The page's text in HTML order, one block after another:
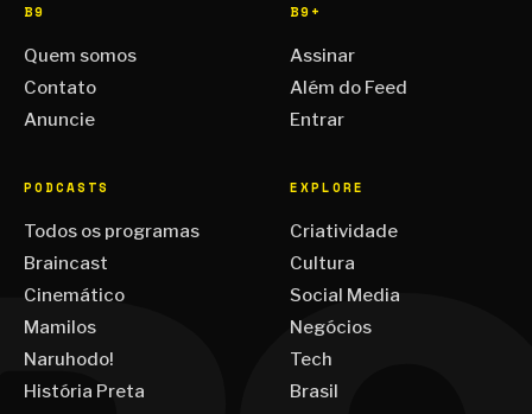
B9
Quem somos
Contato
Anuncie
B9+
Assinar
Além do Feed
Entrar
PODCASTS
Todos os programas
Braincast
Cinemático
Mamilos
Naruhodo!
História Preta
EXPLORE
Criatividade
Cultura
Social Media
Negócios
Tech
Brasil